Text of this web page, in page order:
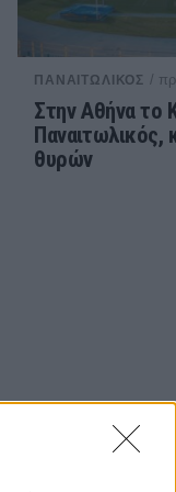
ΠΑΝΑΙΤΩΛΙΚΟΣ /
Στην Αθήνα το
Παναιτωλικός,
θυρών